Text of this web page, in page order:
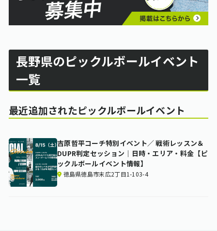
長野県のピックルボールイベント
一覧
最近追加されたピックルボールイベント
吉原哲平コーチ特別イベント／ 戦術レッスン＆
DUPR判定セッション｜日時・エリア・料金【ピ
ックルボールイベント情報】
徳島県徳島市末広2丁目1-103-4